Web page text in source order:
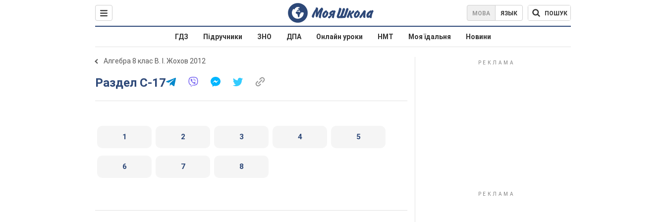
МОВА ЯЗЫК ПОШУК
ГДЗ Підручники ЗНО ДПА Онлайн уроки НМТ Моя їдальня Новини
Алгебра 8 клас В. І. Жохов 2012
Раздел C-17
1 2 3 4 5
6 7 8